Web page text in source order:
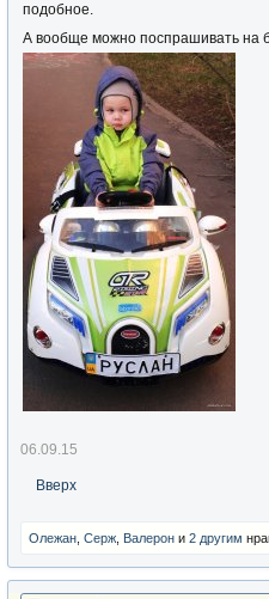
подобное.
А вообще можно поспрашивать на
06.09.15
Вверх
Олежан Серж Валерон и 2 другим